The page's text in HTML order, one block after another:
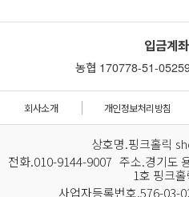
입금계
농협 170778-51-
회사소개 개인정보처리방침
상호명.핑크홀릭
전화.010-9144-9007 주소.경기도
1호 핑크
사업자등록번호.576-03-